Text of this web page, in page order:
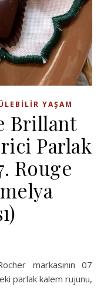
YAŞAM
Brillant
Parlak
Rouge
parlak kalem rujunu,